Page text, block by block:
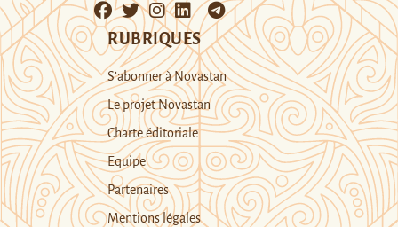
RUBRIQUES
S’abonner à Novastan
Le projet Novastan
Charte éditoriale
Equipe
Partenaires
Mentions légales